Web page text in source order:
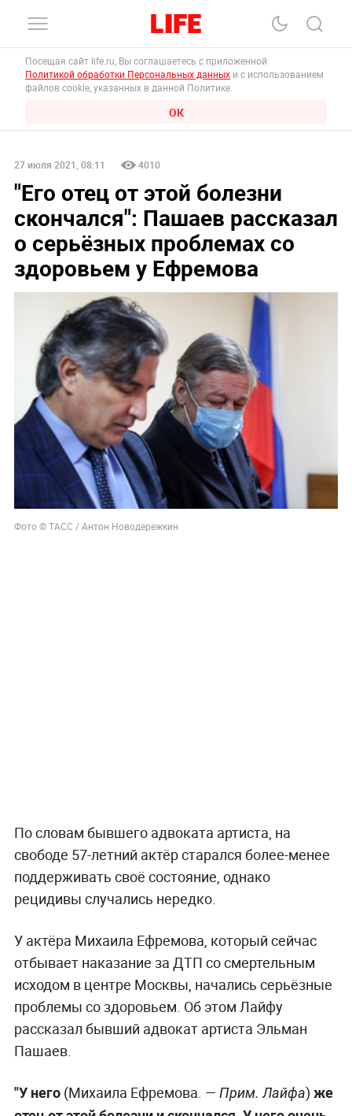
Посещая сайт life.ru, Вы соглашаетесь с приложенной
Политикой обработки Персональных данных и с использованием
файлов cookie, указанных в данной Политике.
ОК
27 июля 2021, 08:11 4010
"Его отец от этой болезни
скончался": Пашаев рассказал
о серьёзных проблемах со
здоровьем у Ефремова
Фото © ТАСС / Антон Новодережкин
По словам бывшего адвоката артиста, на
свободе 57-летний актёр старался более-менее
поддерживать своё состояние, однако
рецидивы случались нередко.
У актёра Михаила Ефремова, который сейчас
отбывает наказание за ДТП со смертельным
исходом в центре Москвы, начались серьёзные
проблемы со здоровьем. Об этом Лайфу
рассказал бывший адвокат артиста Эльман
Пашаев.
"У него (Михаила Ефремова. — Прим. Лайфа) же